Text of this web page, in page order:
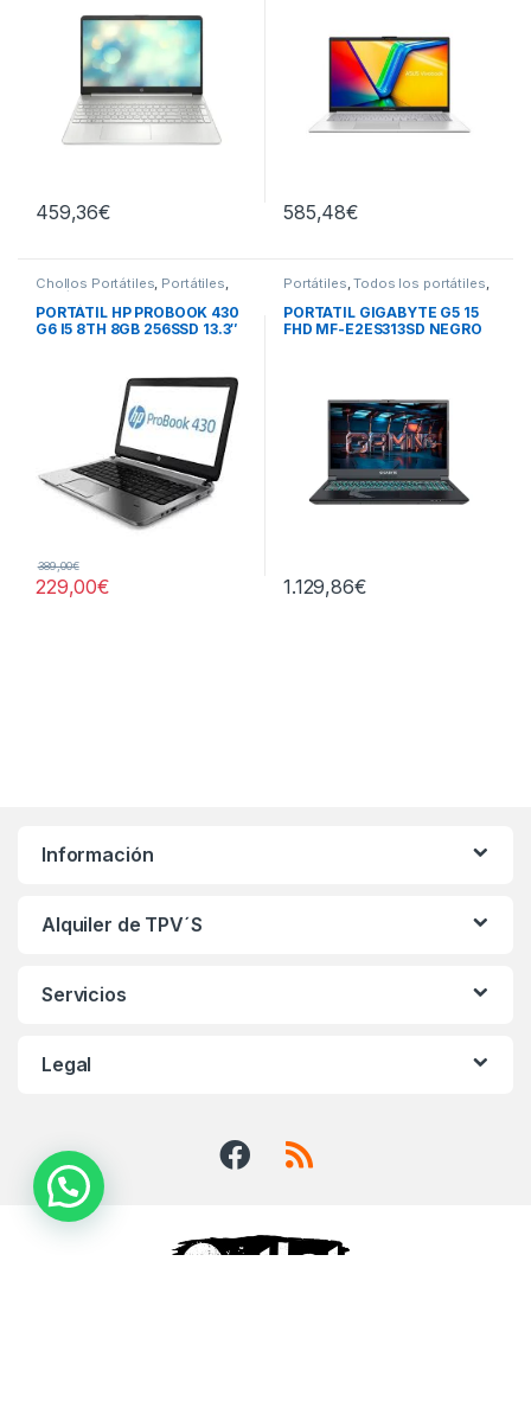
459,36€ 585,48€
Chollos Portátiles, Portátiles,
Portátiles Reacondicionados
Todos los portátiles
PORTÁTIL HP PROBOOK 430
G6 I5 8TH 8GB 256SSD 13.3″
229,00€
389,00€
Portátiles,Todos los portátiles,
PORTATIL GIGABYTE G5 15
FHD MF-E2ES313SD NEGRO
1.129,86€
Información
Alquiler de TPV´S
Servicios
Legal